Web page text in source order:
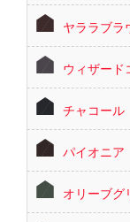
ヤララブラ
ウィザード
チャコール
パイオニア
オリーブグ